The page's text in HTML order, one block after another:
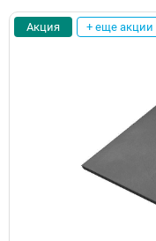
Акция + еще акции